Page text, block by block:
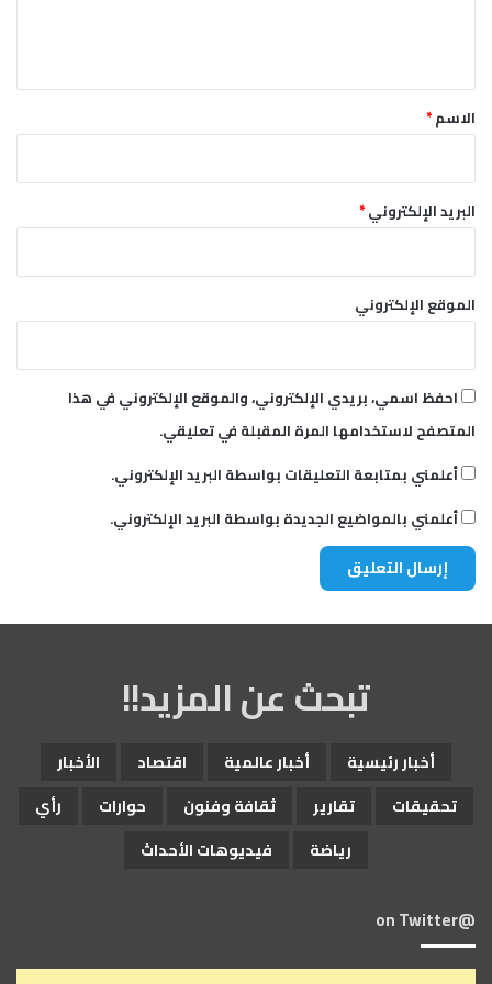
*الاسم*
البريد الإلكتروني*
الموقع الإلكتروني
احفظ اسمي، بريدي الإلكتروني، والموقع الإلكتروني في هذا
المتصفح لاستخدامها المرة المقبلة في تعليقي.
أعلمني بمتابعة التعليقات بواسطة البريد الإلكتروني.
أعلمني بالمواضيع الجديدة بواسطة البريد الإلكتروني.
تبحث عن المزيد!!
أخبار رئيسية أخبار عالمية اقتصاد
الأخبار
تحقيقات
تقارير ثقافة وفنون حوارات
رأي
رياضة
فيديوهات الأحداث
@on Twitter